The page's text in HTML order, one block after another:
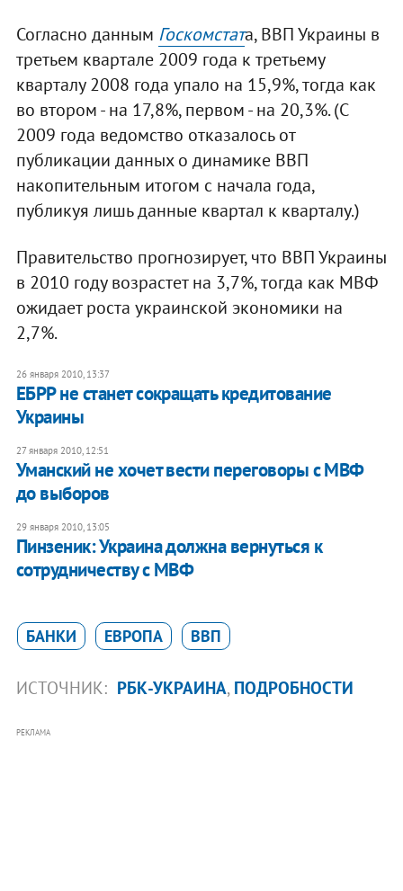
Согласно данным Госкомстата, ВВП Украины в
третьем квартале 2009 года к третьему
кварталу 2008 года упало на 15,9%, тогда как
во втором - на 17,8%, первом - на 20,3%. (С
2009 года ведомство отказалось от
публикации данных о динамике ВВП
накопительным итогом с начала года,
публикуя лишь данные квартал к кварталу.)
Правительство прогнозирует, что ВВП Украины
в 2010 году возрастет на 3,7%, тогда как МВФ
ожидает роста украинской экономики на
2,7%.
26 января 2010, 13:37
ЕБРР не станет сокращать кредитование
Украины
27 января 2010, 12:51
Уманский не хочет вести переговоры с МВФ
до выборов
29 января 2010, 13:05
Пинзеник: Украина должна вернуться к
сотрудничеству с МВФ
БАНКИ ЕВРОПА ВВП
ИСТОЧНИК: РБК-УКРАИНА, ПОДРОБНОСТИ
РЕКЛАМА